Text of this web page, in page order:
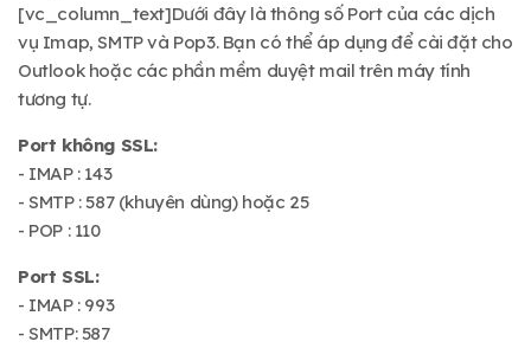
[vc_column_text]Dưới đây là thông số Port của các dịch
vụ Imap, SMTP và Pop3. Bạn có thể áp dụng để cài đặt cho
Outlook hoặc các phần mềm duyệt mail trên máy tính
tương tự.
Port không SSL:
- IMAP : 143
- SMTP : 587 (khuyên dùng) hoặc 25
- POP : 110
Port SSL:
- IMAP : 993
- SMTP: 587